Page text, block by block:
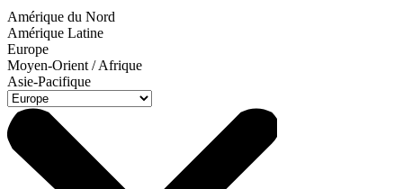
Amérique du Nord
Amérique Latine
Europe
Moyen-Orient / Afrique
Asie-Pacifique